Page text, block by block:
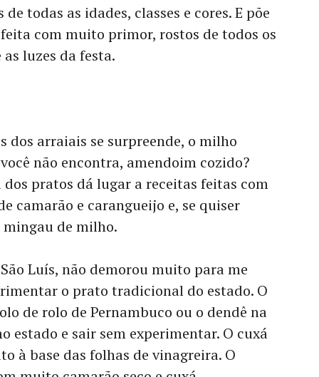
todas as idades, classes e cores. E põe
com muito primor, rostos de todos os
luzes da festa.
dos arraiais se surpreende, o milho
não encontra, amendoim cozido?
pratos dá lugar a receitas feitas com
camarão e carangueijo e, se quiser
de milho.
Luís, não demorou muito para me
o prato tradicional do estado. O
de rolo de Pernambuco ou o dendê na
estado e sair sem experimentar. O cuxá
à base das folhas de vinagreira. O